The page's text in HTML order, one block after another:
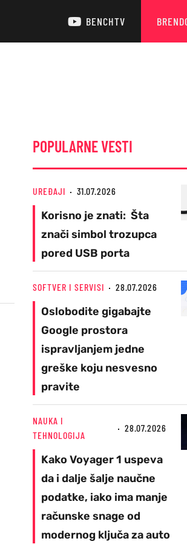
BENCHTV
POPULARNE VESTI
UREĐAJI 31.07.2026
Korisno je znati: Šta
znači simbol trozupca
pored USB porta
SOFTVER I SERVISI 28.07.2026
Oslobodite gigabajte
Google prostora
ispravljanjem jedne
greške koju nesvesno
pravite
NAUKA I
TEHNOLOGIJA
28.07.2026
Kako Voyager 1 uspeva
da i dalje šalje naučne
podatke, iako ima manje
računske snage od
modernog ključa za auto